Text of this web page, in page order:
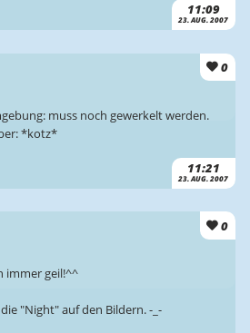
11:09
23. AUG. 2007
0
11:21
23. AUG. 2007
muss noch gewerkelt werden.
*kotz*
0
immer geil!^^
"Night" auf den Bildern. -_-